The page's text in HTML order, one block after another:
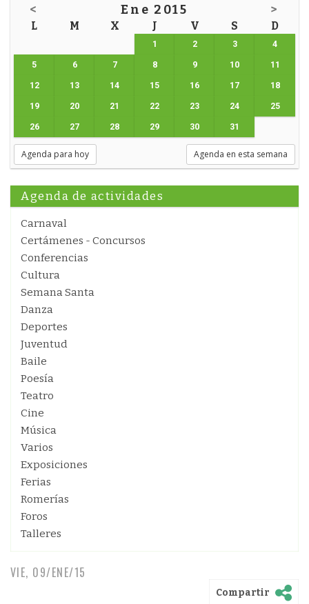
< Ene 2015 >
L M X J V S D
1 2 3 4
5 6 7 8 9 10 11
12 13 14 15 16 17 18
19 20 21 22 23 24 25
26 27 28 29 30 31
Agenda para hoy Agenda en esta semana
Agenda de actividades
Carnaval
Certámenes - Concursos
Conferencias
Cultura
Semana Santa
Danza
Deportes
Juventud
Baile
Poesía
Teatro
Cine
Música
Varios
Exposiciones
Ferias
Romerías
Foros
Talleres
VIE, 09/ENE/15
Compartir